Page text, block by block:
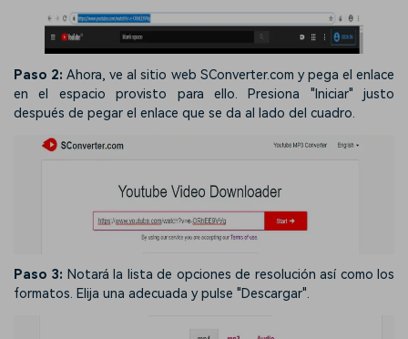
Paso 2:Ahora, ve al sitio web SConverter.com y pega el enlace
en el espacio provisto para ello. Presiona "Iniciar" justo
después de pegar el enlace que se da al lado del cuadro.
Paso 3: Notará la lista de opciones de resolución así como los
formatos. Elija una adecuada y pulse "Descargar".